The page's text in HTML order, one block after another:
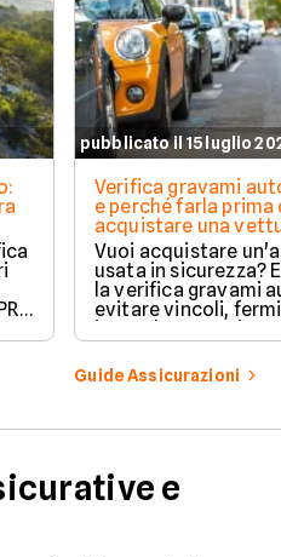
pubblicato il 15 luglio
Verifica gravami
e perché farla prima
acquistare una
Vuoi acquistare
usata in sicurezza?
la verifica gravami
evitare vincoli,
ipoteche. Scopri
tutelare il tuo
Guide Assicurazioni
e